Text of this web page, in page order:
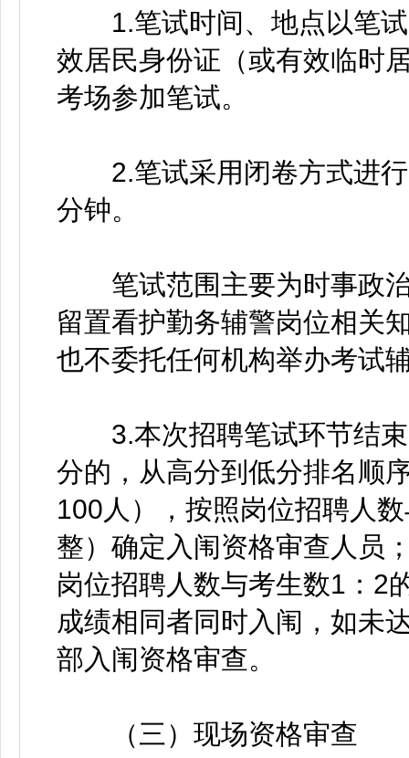
1.笔试时间、地点以笔试
效居民身份证（或有效临时
考场参加笔试。
2.笔试采用闭卷方式进行
分钟。
笔试范围主要为时事政治
留置看护勤务辅警岗位相关
也不委托任何机构举办考试
3.本次招聘笔试环节结束
分的，从高分到低分排名顺
100人），按照岗位招聘人
整）确定入闱资格审查人员
岗位招聘人数与考生数1：2
成绩相同者同时入闱，如未
部入闱资格审查。
（三）现场资格审查